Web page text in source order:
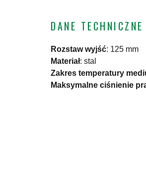
DANE TECHNICZNE
Rozstaw wyjść: 125 mm
Materiał: stal
Zakres temperatury
Maksymalne ciśnienie